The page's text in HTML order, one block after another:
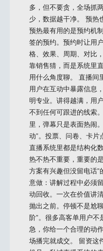
多，但不要贪，全场抓
少，数据越干净。 预热
预热最有用的是预约机
签的预约。预约时让用
格、效果、周期、对比
靠销售猜，而是系统里
用什么角度聊。 直播间
用户在互动中暴露信息
明专业。讲得越满，用
不到任何可跟进的线索。
里，弹幕只是表面热闹
动”。投票、问卷、卡
直播系统里都是结构化
热不热不重要，重要的
方案有兴趣但没留电话
意做：讲解过程中必须
动回收。一次在价值讲
抛出之前。停顿不是尬
阶”。很多高客单用户
急，你给一个合理的动
场播完就成交。 留资这